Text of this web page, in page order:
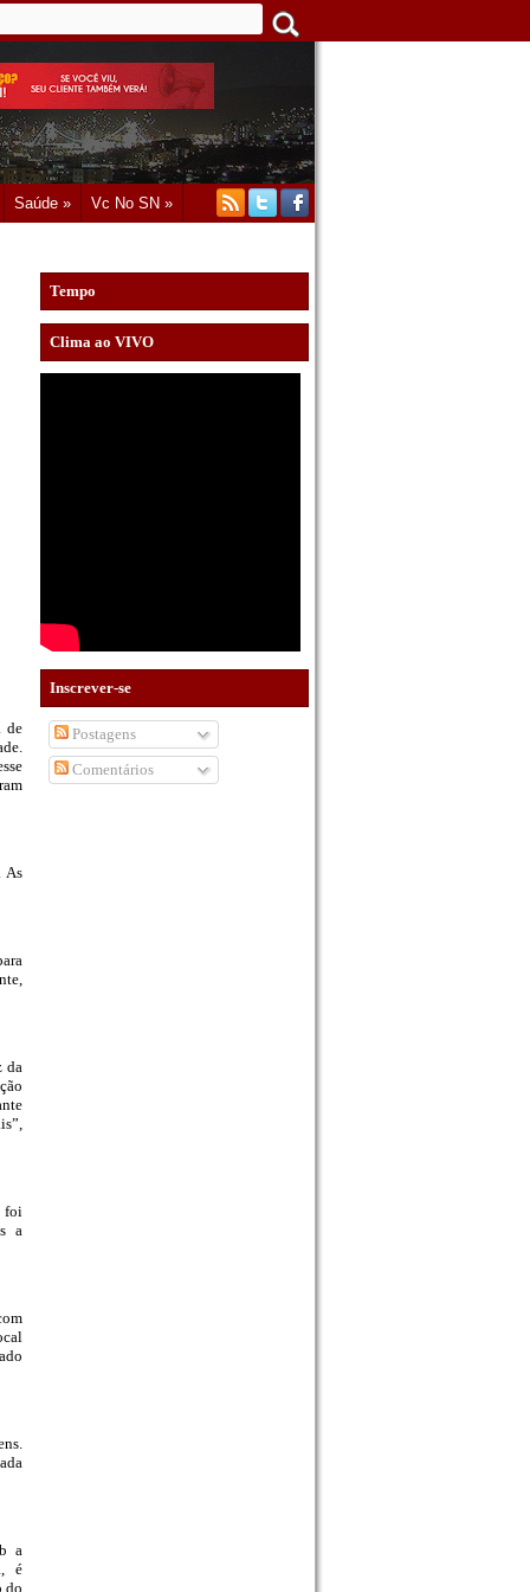
Saúde » Vc No SN »
de
As
da
foi
a
a
é
do
Tempo
Clima ao VIVO
Inscrever-se
Postagens
Comentários